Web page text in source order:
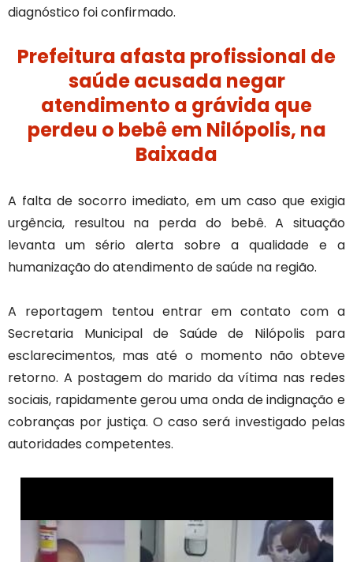
diagnóstico foi confirmado.
Prefeitura afasta profissional de
saúde acusada negar
atendimento a grávida que
perdeu o bebê em Nilópolis, na
Baixada
A falta de socorro imediato, em um caso que exigia
urgência, resultou na perda do bebê. A situação
levanta um sério alerta sobre a qualidade e a
humanização do atendimento de saúde na região.
A reportagem tentou entrar em contato com a
Secretaria Municipal de Saúde de Nilópolis para
esclarecimentos, mas até o momento não obteve
retorno. A postagem do marido da vítima nas redes
sociais, rapidamentegerou uma onda de indignação e
cobranças por justiça. O caso será investigado pelas
autoridades competentes.